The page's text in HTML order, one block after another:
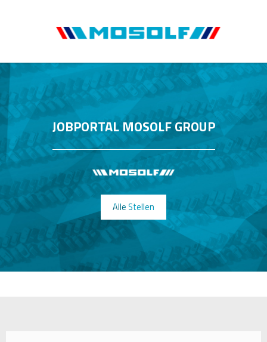
JOBPORTAL MOSOLF GROUP
Alle Stellen